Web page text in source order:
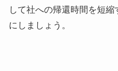
して社への帰還時間を短
にしましょう。